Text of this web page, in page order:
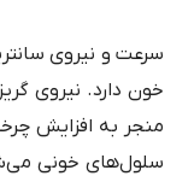
سرعت و نیروی
خون دارد. نیروی
منجر به افزایش
سلول‌های خونی